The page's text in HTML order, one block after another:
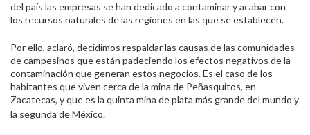
del país las empresas se han dedicado a contaminar y acabar con
los recursos naturales de las regiones en las que se establecen.
Por ello, aclaró, decidimos respaldar las causas de las comunidades
de campesinos que están padeciendo los efectos negativos de la
contaminación que generan estos negocios. Es el caso de los
habitantes que viven cerca de la mina de Peñasquitos, en
Zacatecas, y quees la quinta mina de plata más grande del mundo y
la segunda de México.